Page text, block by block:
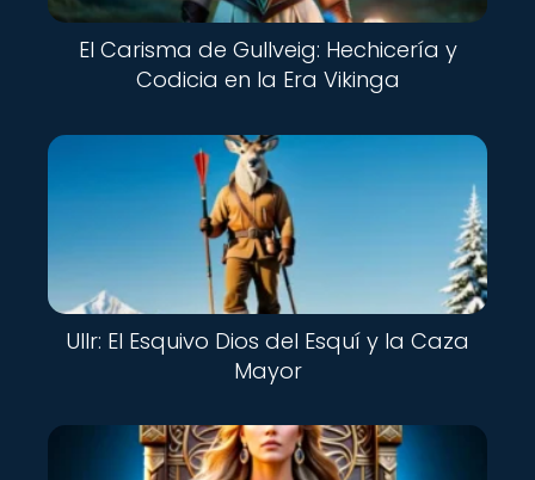
El Carisma de Gullveig: Hechicería y
Codicia en la Era Vikinga
Ullr: El Esquivo Dios del Esquí y la Caza
Mayor